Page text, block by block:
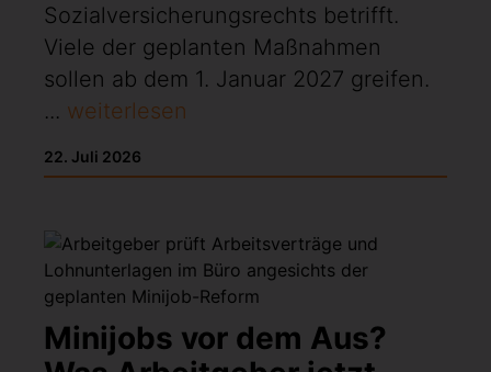
Sozialversicherungsrechts betrifft.
Viele der geplanten Maßnahmen
sollen ab dem 1. Januar 2027 greifen.
... weiterlesen
22. Juli 2026
Minijobs vor dem Aus?